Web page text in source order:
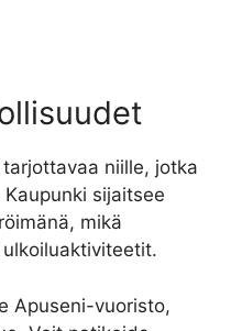
niille, jotka
sijaitsee
mikä
Apuseni-vuoristo,